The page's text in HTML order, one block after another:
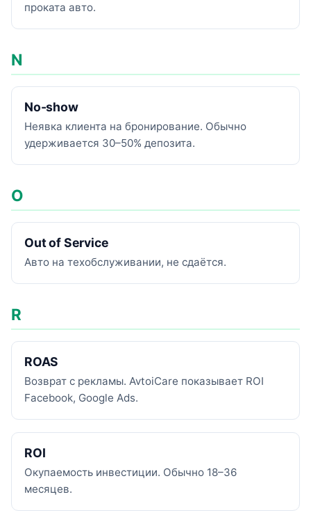
проката авто.
N
No-show
Неявка клиента на бронирование. Обычно
удерживается 30–50% депозита.
O
Out of Service
Авто на техобслуживании, не сдаётся.
R
ROAS
Возврат с рекламы. AvtoiCare показывает ROI
Facebook, Google Ads.
ROI
Окупаемость инвестиции. Обычно 18–36
месяцев.